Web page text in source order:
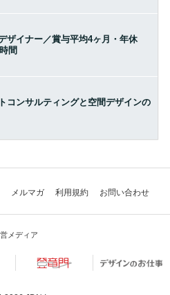
ザイナー／賞与平均4ヶ月・年休
間
コンサルティングと空間デザインの
メルマガ 利用規約 お問い合わせ
メディア